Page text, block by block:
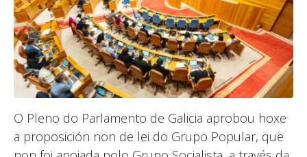
O Pleno do Parlamento de Galicia aprobou hoxe
a proposición non de lei do Grupo Popular, que